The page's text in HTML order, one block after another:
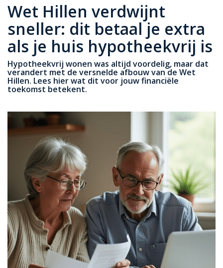
Wet Hillen verdwijnt
sneller: dit betaal je extra
als je huis hypotheekvrij is
Hypotheekvrij wonen was altijd voordelig, maar dat
verandert met de versnelde afbouw van de Wet
Hillen. Lees hier wat dit voor jouw financiële
toekomst betekent.